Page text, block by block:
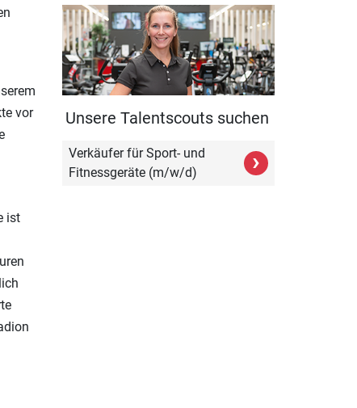
vor
ist
Unsere Talentscouts suchen
Verkäufer für Sport- und
Fitnessgeräte (m/w/d)
›